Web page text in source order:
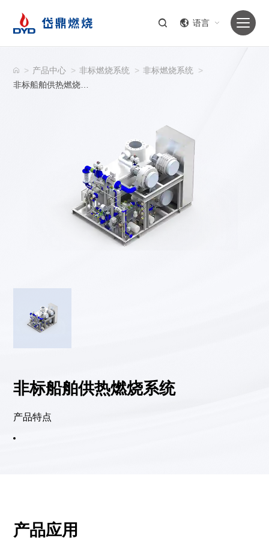
语言
> 产品中心 > 非标燃烧系统 > 非标燃烧系统
>
非标船舶供热燃烧系统
产品特点
产品应用